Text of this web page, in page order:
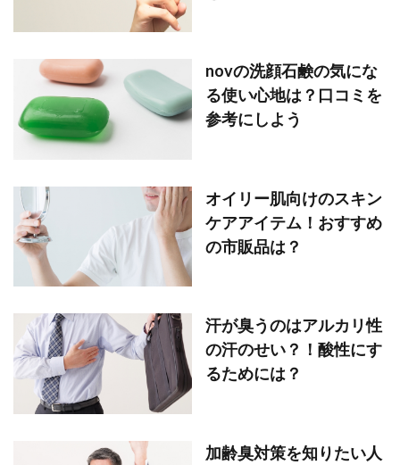
novの洗顔石鹸の気にな
る使い心地は？口コミを
参考にしよう
オイリー肌向けのスキン
ケアアイテム！おすすめ
の市販品は？
汗が臭うのはアルカリ性
の汗のせい？！酸性にす
るためには？
加齢臭対策を知りたい人